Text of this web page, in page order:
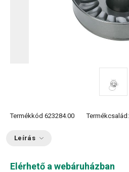
Termékkód 623284.00 Termékcsalád:
Leírás
Elérhető a webáruházban